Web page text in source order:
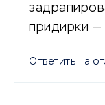
придирки —
Ответить на